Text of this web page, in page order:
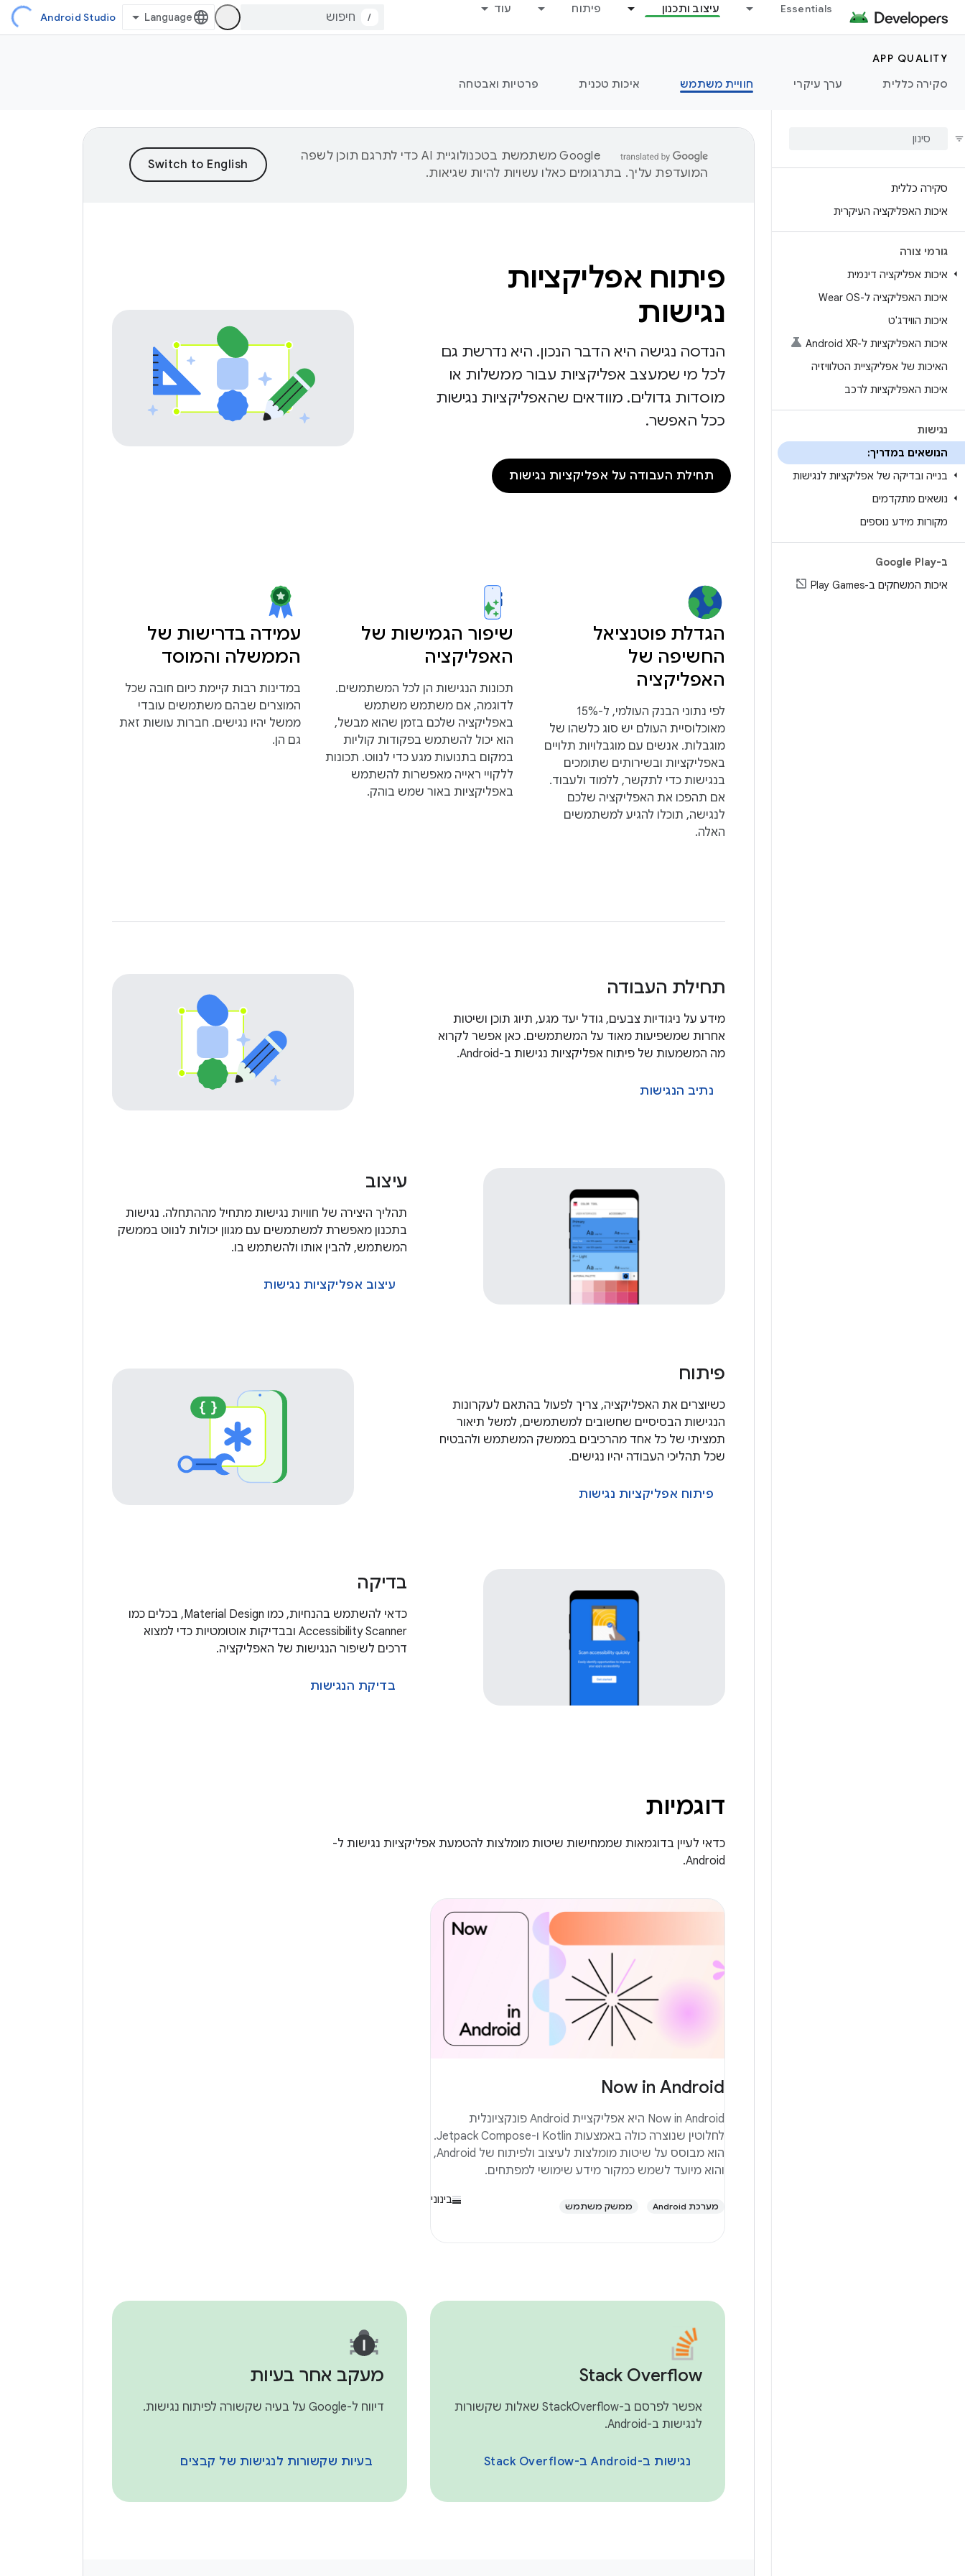
Essentials עיצוב ותכנון פיתוח עוד
/
Android Studio
APP QUALITY
סקירה כללית
ערך עיקרי חוויית משתמש איכות טכנית פרטיות ואבטחה
סקירה כללית
איכות האפליקציה העיקרית
גורמי צורה
איכות אפליקציה דינמית
איכות האפליקציה ל-Wear OS
איכות הווידג'ט
איכות האפליקציות ל-Android XR
האיכות של אפליקציית הטלוויזיה
איכות האפליקציות לרכב
נגישות
הנושאים במדריך:
בנייה ובדיקה של אפליקציות לנגישות
נושאים מתקדמים
מקורות מידע נוספים
ב-Google Play
איכות המשחקים ב-Play Games
‫Google משתמשת בטכנולוגיית AI כדי לתרגם תוכן לשפה
המועדפת עליך. בתרגומים כאלו עשויות להיות שגיאות.
פיתוח אפליקציות
נגישות
הנדסה נגישה היא הדבר הנכון. היא נדרשת גם
לכל מי שמעצב אפליקציות עבור ממשלות או
מוסדות גדולים. מוודאים שהאפליקציות נגישות
ככל האפשר.
תחילת העבודה על אפליקציות נגישות
הגדלת פוטנציאל
החשיפה של
האפליקציה
לפי נתוני הבנק העולמי, ל-15%
מאוכלוסיית העולם יש סוג כלשהו של
מוגבלות. אנשים עם מוגבלויות תלויים
באפליקציות ובשירותים שתומכים
בנגישות כדי לתקשר, ללמוד ולעבוד.
אם תהפכו את האפליקציה שלכם
לנגישה, תוכלו להגיע למשתמשים
האלה.
שיפור הגמישות של
האפליקציה
תכונות הנגישות הן לכל המשתמשים.
לדוגמה, אם משתמש משתמש
באפליקציה שלכם בזמן שהוא מבשל,
הוא יכול להשתמש בפקודות קוליות
במקום בתנועות מגע כדי לנווט. תכונות
ללקויי ראייה מאפשרות להשתמש
באפליקציות באור שמש בוהק.
עמידה בדרישות של
הממשלה והמוסד
במדינות רבות קיימת כיום חובה שכל
המוצרים שבהם משתמשים עובדי
ממשל יהיו נגישים. חברות עושות זאת
גם הן.
תחילת העבודה
מידע על ניגודיות צבעים, גודל יעד מגע, תיוג תוכן ושיטות
אחרות שמשפיעות מאוד על המשתמשים. כאן אפשר לקרוא
מה המשמעות של פיתוח אפליקציות נגישות ב-Android.
נתיב הנגישות
עיצוב
תהליך היצירה של חוויות נגישות מתחיל מההתחלה. נגישות
בתכנון מאפשרת למשתמשים עם מגוון יכולות לנווט בממשק
המשתמש, להבין אותו ולהשתמש בו.
עיצוב אפליקציות נגישות
פיתוח
כשיוצרים את האפליקציה, צריך לפעול בהתאם לעקרונות
הנגישות הבסיסיים שחשובים למשתמשים, למשל תיאור
תמציתי של כל אחד מהרכיבים בממשק המשתמש ולהבטיח
שכל תהליכי העבודה יהיו נגישים.
פיתוח אפליקציות נגישות
בדיקה
כדאי להשתמש בהנחיות, כמו Material Design, בכלים כמו
Accessibility Scanner ובבדיקות אוטומטיות כדי למצוא
דרכים לשיפור הנגישות של האפליקציה.
בדיקת הנגישות
דוגמיות
כדאי לעיין בדוגמאות שממחישות שיטות מומלצות להטמעת אפליקציות נגישות ל-
Android.
Now in Android
Now in Android היא אפליקציית Android פונקציונלית
לחלוטין שנוצרה כולה באמצעות Kotlin ו-Jetpack Compose.
הוא מבוסס על שיטות מומלצות לעיצוב ולפיתוח של Android,
והוא מיועד לשמש כמקור מידע שימושי למפתחים.
מערכת Android ממשק משתמש
בינוני
Stack Overflow
אפשר לפרסם ב-StackOverflow שאלות שקשורות
לנגישות ב-Android.
נגישות ב-Android ב-Stack Overflow
מעקב אחר בעיות
דיווח ל-Google על בעיה שקשורה לפיתוח נגישות.
בעיות שקשורות לנגישות של קבצים